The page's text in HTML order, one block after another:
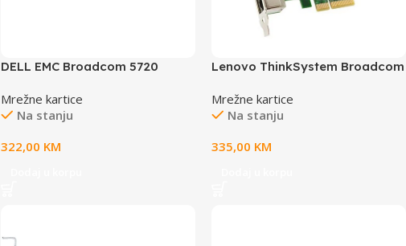
DELL EMC Broadcom 5720
NIC 3.0Customer Install
Mrežne kartice
Na stanju
322,00 KM
Lenovo ThinkSystem Broadcom
Ethernet Adapter
Mrežne kartice
Na stanju
335,00 KM